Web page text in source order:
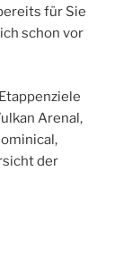
für Sie
schon vor
Arenal,
der